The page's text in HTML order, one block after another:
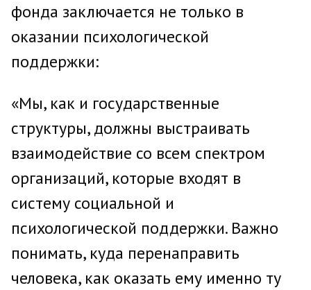
фонда заключается не только в
оказании психологической
поддержки:
«Мы, как и государственные
структуры, должны выстраивать
взаимодействие со всем спектром
организаций, которые входят в
систему социальной и
психологической поддержки. Важно
понимать, куда перенаправить
человека, как оказать ему именно ту